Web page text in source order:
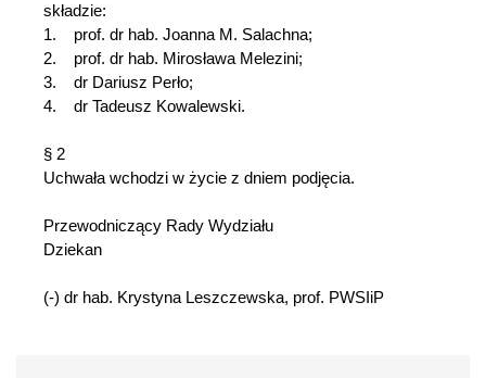
składzie:
1. prof. dr hab. Joanna M. Salachna;
2. prof. dr hab. Mirosława Melezini;
3. dr Dariusz Perło;
4. dr Tadeusz Kowalewski.
§ 2
Uchwała wchodzi w życie z dniem podjęcia.
Przewodniczący Rady Wydziału
Dziekan
(-) dr hab. Krystyna Leszczewska, prof. PWSIiP